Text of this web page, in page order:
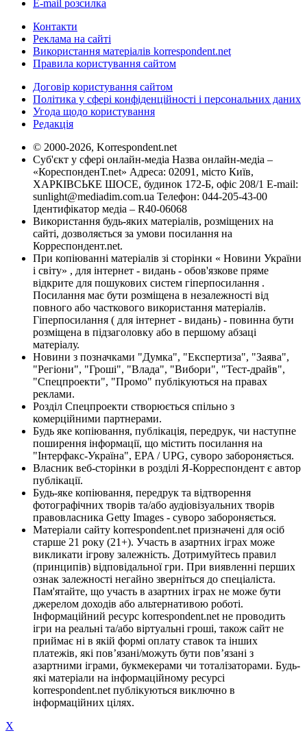
E-mail розсилка
Контакти
Реклама на сайті
Використання матеріалів korrespondent.net
Правила користування сайтом
Договір користування сайтом
Політика у сфері конфіденційності і персональних даних
Угода щодо користування
Редакція
© 2000-2026, Korrespondent.net
Суб'єкт у сфері онлайн-медіа Назва онлайн-медіа –
«КореспонденТ.net» Адреса: 02091, місто Київ,
ХАРКІВСЬКЕ ШОСЕ, будинок 172-Б, офіс 208/1 E-mail:
sunlight@mediadim.com.ua Телефон: 044-205-43-00
Ідентифікатор медіа – R40-06068
Використання будь-яких матеріалів, розміщених на
сайті, дозволяється за умови посилання на
Корреспондент.net.
При копіюванні матеріалів зі сторінки « Новини України
і світу» , для інтернет - видань - обов'язкове пряме
відкрите для пошукових систем гіперпосилання .
Посилання має бути розміщена в незалежності від
повного або часткового використання матеріалів.
Гіперпосилання ( для інтернет - видань) - повинна бути
розміщена в підзаголовку або в першому абзаці
матеріалу.
Новини з позначками "Думка", "Експертиза", "Заява",
"Регіони", "Гроші", "Влада", "Вибори", "Тест-драйв",
"Спецпроекти", "Промо" публікуються на правах
реклами.
Розділ Спецпроекти створюється спільно з
комерційними партнерами.
Будь яке копіювання, публікація, передрук, чи наступне
поширення інформації, що містить посилання на
"Інтерфакс-Україна", EPA / UPG, суворо забороняється.
Власник веб-сторінки в розділі Я-Корреспондент є автор
публікації.
Будь-яке копіювання, передрук та відтворення
фотографічних творів та/або аудіовізуальних творів
правовласника Getty Images - суворо забороняється.
Матеріали сайту korrespondent.net призначені для осіб
старше 21 року (21+). Участь в азартних іграх може
викликати ігрову залежність. Дотримуйтесь правил
(принципів) відповідальної гри. При виявленні перших
ознак залежності негайно зверніться до спеціаліста.
Пам'ятайте, що участь в азартних іграх не може бути
джерелом доходів або альтернативою роботі.
Інформаційний ресурс korrespondent.net не проводить
ігри на реальні та/або віртуальні гроші, також сайт не
приймає ні в якій формі оплату ставок та інших
платежів, які пов’язані/можуть бути пов’язані з
азартними іграми, букмекерами чи тоталізаторами. Будь-
які матеріали на інформаційному ресурсі
korrespondent.net публікуються виключно в
інформаційних цілях.
X